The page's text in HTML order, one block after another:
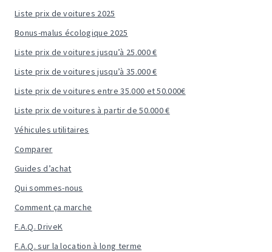
Liste prix de voitures 2025
Bonus-malus écologique 2025
Liste prix de voitures jusqu’à 25.000 €
Liste prix de voitures jusqu’à 35.000 €
Liste prix de voitures entre 35.000 et 50.000€
Liste prix de voitures à partir de 50.000 €
Véhicules utilitaires
Comparer
Guides d’achat
Qui sommes-nous
Comment ça marche
F.A.Q. DriveK
F.A.Q. sur la location à long terme